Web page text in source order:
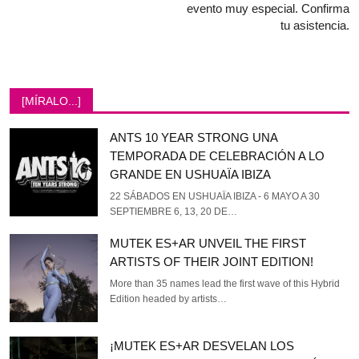
evento muy especial. Confirma
tu asistencia.
[MÍRALO...]
ANTS 10 YEAR STRONG UNA
TEMPORADA DE CELEBRACIÓN A LO
GRANDE EN USHUAÏA IBIZA
22 SÁBADOS EN USHUAÏA IBIZA - 6 MAYO A 30
SEPTIEMBRE 6, 13, 20 DE…
MUTEK ES+AR UNVEIL THE FIRST
ARTISTS OF THEIR JOINT EDITION!
More than 35 names lead the first wave of this Hybrid
Edition headed by artists…
¡MUTEK ES+AR DESVELAN LOS